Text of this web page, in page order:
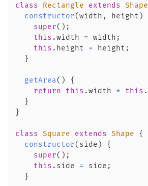
class Rectangle extends Shape
constructor(width , height )
super( ) ;
this .width = width ;
this . height = height ;
}
getArea( )
{
return
this .width * this .
}
}
class Square extends Shape
{
constructor( side )
{
super( ) ;
this . side = side ;
}